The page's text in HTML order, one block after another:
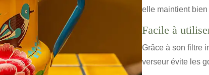
elle maintient bien
Facile à
Grâce à son filtre
verseur évite les